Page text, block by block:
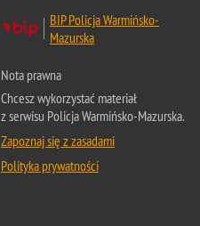
BIP Policja Warmińsko-
Mazurska
Nota prawna
Chcesz wykorzystać materiał
z serwisu Policja Warmińsko-Mazurska.
Zapoznaj się z zasadami
Polityka prywatności